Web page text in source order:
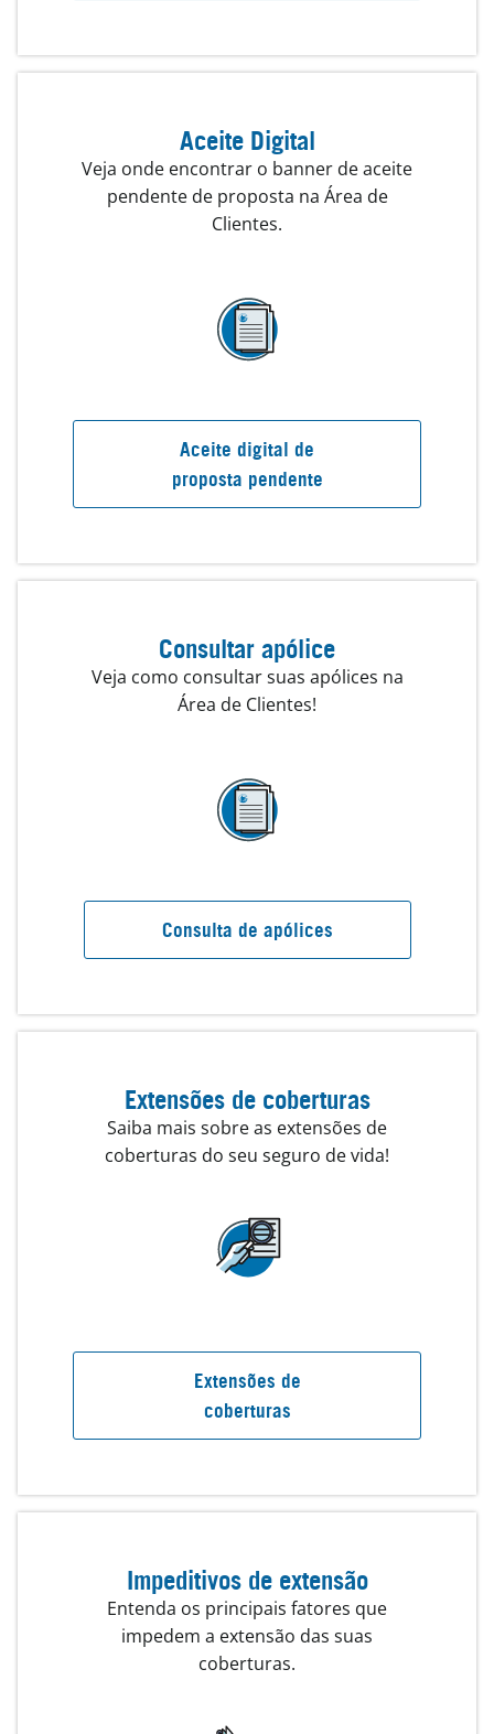
Aceite Digital
Veja onde encontrar o banner de aceite
pendente de proposta na Área de
Clientes.
Aceite digital de
proposta pendente
Consultar apólice
Veja como consultar suas apólices na
Área de Clientes!
Consulta de apólices
Extensões de coberturas
Saiba mais sobre as extensões de
coberturas do seu seguro de vida!
Extensões de
coberturas
Impeditivos de extensão
Entenda os principais fatores que
impedem a extensão das suas
coberturas.